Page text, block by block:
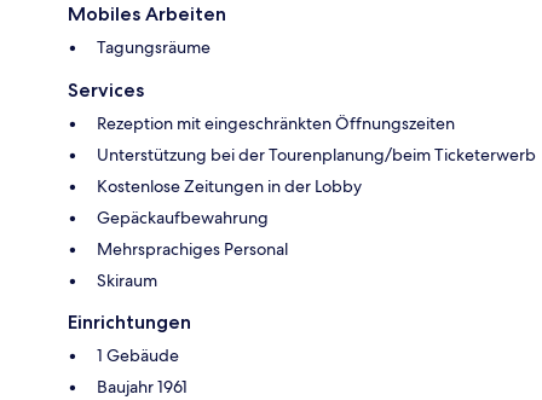
Mobiles Arbeiten
Tagungsräume
Services
Rezeption mit eingeschränkten Öffnungszeiten
Unterstützung bei der Tourenplanung/beim Ticketerwerb
Kostenlose Zeitungen in der Lobby
Gepäckaufbewahrung
Mehrsprachiges Personal
Skiraum
Einrichtungen
1 Gebäude
Baujahr 1961